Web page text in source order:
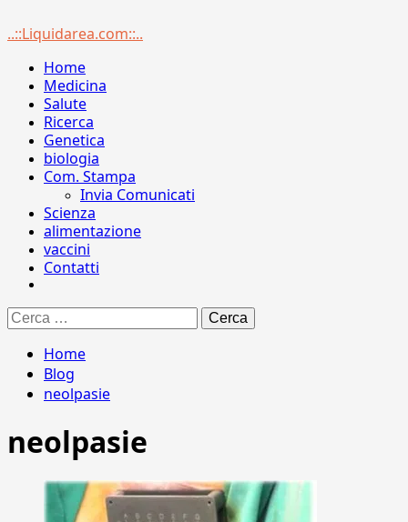
Menu
..::Liquidarea.com::..
Home
Medicina
Salute
Ricerca
Genetica
biologia
Com. Stampa
Invia Comunicati
Scienza
alimentazione
vaccini
Contatti
Ricerca
per:
Home
Blog
neolpasie
neolpasie